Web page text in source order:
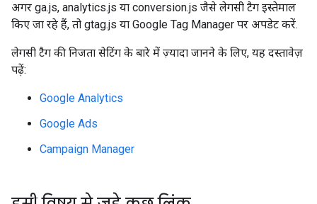
अगर ga.js, analytics.js या conversion.js जैसे लेगसी टैग इस्तेमाल
किए जा रहे हैं, तो gtag.js या Google Tag Manager पर अपडेट करें.
लेगसी टैग की निजता सेटिंग के बारे में ज़्यादा जानने के लिए, यह दस्तावेज़
पढ़ें:
Google Analytics
Google Ads
Campaign Manager